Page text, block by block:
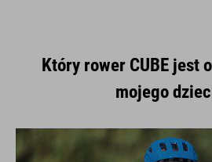
Który rower CUBE jest
mojego